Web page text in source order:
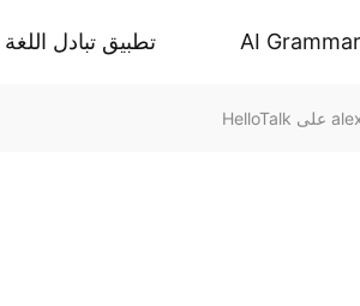
تطبيق تبادل اللغة AI